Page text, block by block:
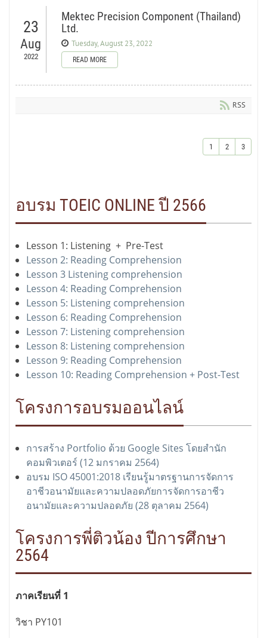
23
Aug
2022
Mektec Precision Component (Thailand)
Ltd.
Tuesday, August 23, 2022
READ MORE
RSS
1 2 3
อบรม TOEIC ONLINE ปี 2566
Lesson 1: Listening + Pre-Test
Lesson 2: Reading Comprehension
Lesson 3 Listening comprehension
Lesson 4: Reading Comprehension
Lesson 5: Listening comprehension
Lesson 6: Reading Comprehension
Lesson 7: Listening comprehension
Lesson 8: Listening comprehension
Lesson 9: Reading Comprehension
Lesson 10: Reading Comprehension + Post-Test
โครงการอบรมออนไลน์
การสร้าง Portfolio ด้วย Google Sites โดยสำนัก
คอมพิวเตอร์ (12 มกราคม 2564)
อบรม ISO 45001:2018 เรียนรู้มาตรฐานการจัดการ
อาชีวอนามัยและความปลอดภัยการจัดการอาชีว
อนามัยและความปลอดภัย (28 ตุลาคม 2564)
โครงการพี่ติวน้อง ปีการศึกษา
2564
ภาคเรียนที่ 1
วิชา PY101